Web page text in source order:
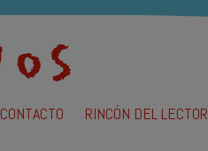
CONTACTO RINCÓN DEL LECTOR